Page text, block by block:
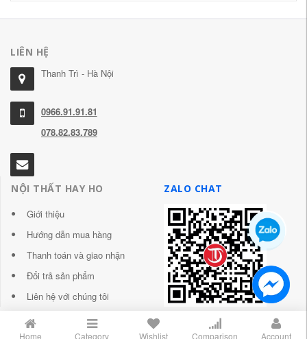
LIÊN HỆ
Thanh Trì - Hà Nội
0966.91.91.81
078.82.83.789
NỘI THẤT HAY HO
Giới thiệu
Hướng dẫn mua hàng
Thanh toán và giao nhận
Đổi trả sản phẩm
Liên hệ với chúng tôi
ZALO CHAT
Home Category Wishlist Comparison Account